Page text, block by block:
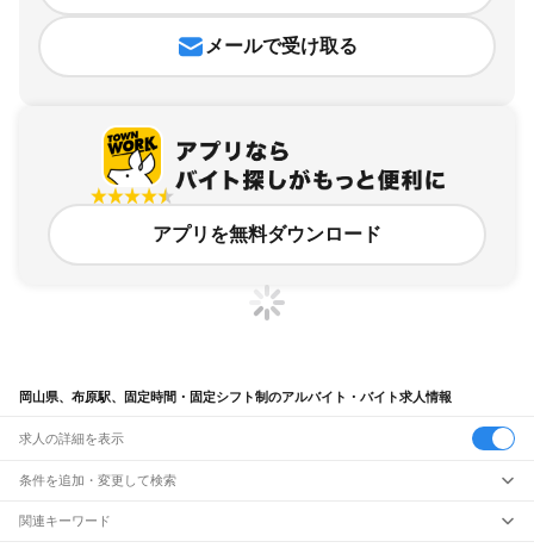
メールで受け取る
アプリを無料ダウンロード
岡山県、布原駅、固定時間・固定シフト制のアルバイト・バイト求人情報
求人の詳細を表示
条件を追加・変更して検索
市区町村を追加・変更
関連キーワード